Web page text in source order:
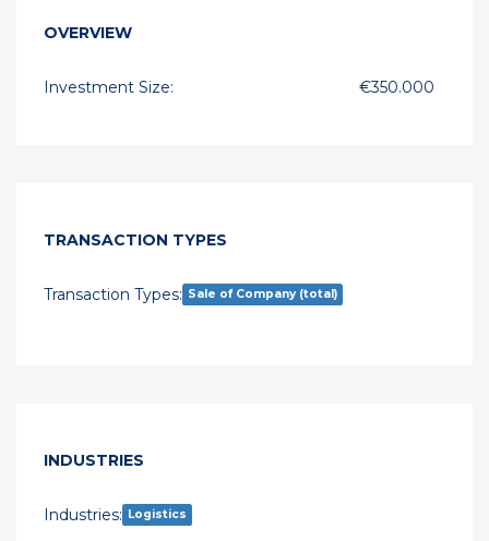
OVERVIEW
Investment Size: €350.000
TRANSACTION TYPES
Transaction Types: Sale of Company (total)
INDUSTRIES
Industries: Logistics